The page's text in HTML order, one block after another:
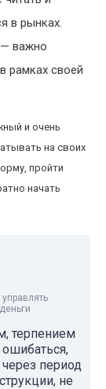
в рынках.
— важно
рамках своей
и очень
на своих
пройти
начать
терпением
период
не